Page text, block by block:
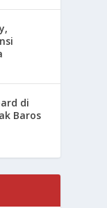
di
Baros